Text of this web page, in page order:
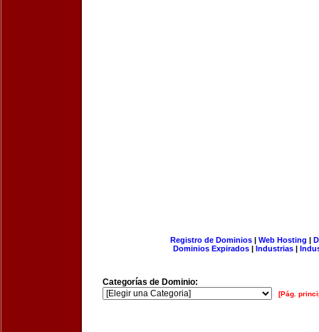
Registro de Dominios| Web Hosting |
Dominios Expirados | Industrias |
Categorías de Dominio:
[Pág.